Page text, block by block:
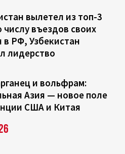
вылетел из топ-3
числу въездов своих
в РФ, Узбекистан
лидерство
и вольфрам:
Азия — новое поле
США и Китая